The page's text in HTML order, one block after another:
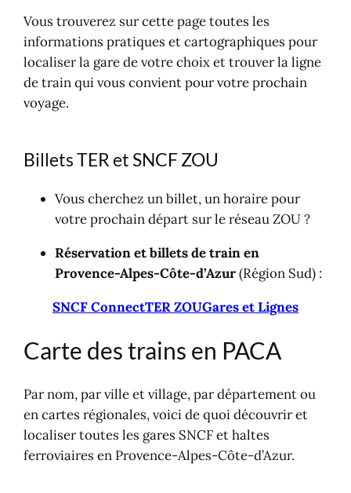
Vous trouverez sur cette page toutes les
informations pratiques et cartographiques pour
localiser la gare de votre choix et trouver la ligne
de train qui vous convient pour votre prochain
voyage.
Billets TER et SNCF ZOU
Vous cherchez un billet, un horaire pour
votre prochain départ sur le réseau ZOU ?
Réservation et billets de train en
Provence-Alpes-Côte-d’Azur(Région Sud) :
SNCF ConnectTER ZOUGares et Lignes
Carte des trains en PACA
Par nom, par ville et village, par département ou
en cartes régionales, voici de quoi découvrir et
localiser toutes les gares SNCF et haltes
ferroviaires en Provence-Alpes-Côte-d’Azur.